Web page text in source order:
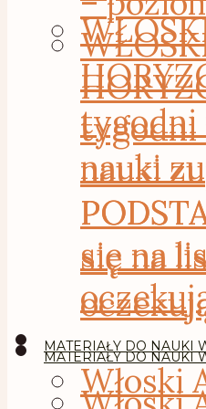
tygodni
nauki
się na
MATERIAŁY DO NAUKI
tygodni
nauki
się na
MATERIAŁY DO NAUKI
Włoski